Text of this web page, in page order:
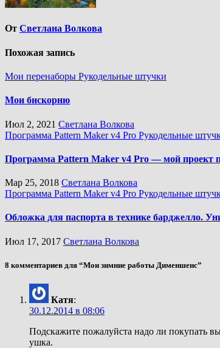
От Светлана Волкова
Похожая запись
Мои перенаборы Рукодельные штучки
Мои бискорню
Июл 2, 2021 Светлана Волкова
Программа Pattern Maker v4 Pro Рукодельные
Программа Pattern Maker v4 Pro — мой проект
Мар 25, 2018 Светлана Волкова
Программа Pattern Maker v4 Pro Рукодельные
Обложка для паспорта в технике барджелло.
Июл 17, 2017 Светлана Волкова
8 комментариев для “Мои зимние работы Дименшенс”
Катя:
30.12.2014 в 08:06
Подскажите пожалуйста надо ли покупать
ушка.